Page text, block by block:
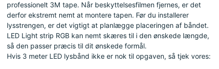
professionelt 3M tape. Når beskyttelsesfilmen fjernes, er det
derfor ekstremt nemt at montere tapen. Før du installerer
lysstrengen, er det vigtigt at planlægge placeringen af båndet.
LED Light strip RGB kan nemt skæres til i den ønskede længde,
så den passer præcis til dit ønskede formål.
Hvis 3 meter LED lysbånd ikke er nok til opgaven, så tjek vores: